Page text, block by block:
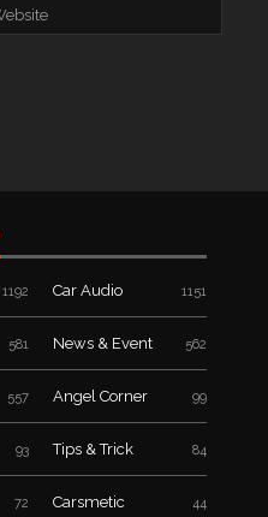
1192 Car Audio 1151
581 News & Event 562
557 Angel Corner 99
93 Tips & Trick 84
72 Carsmetic 44